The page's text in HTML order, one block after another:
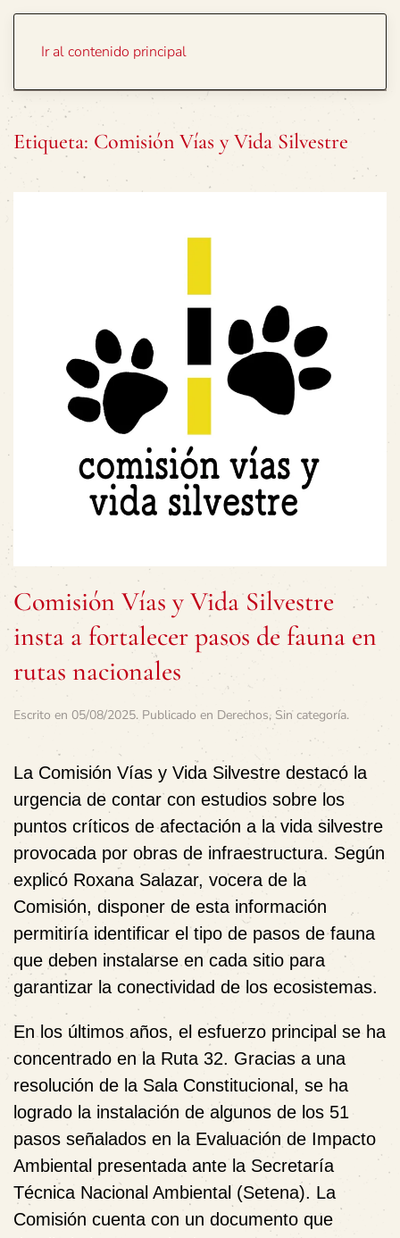
Ir al contenido principal
Etiqueta: Comisión Vías y Vida Silvestre
Comisión Vías y Vida Silvestre
insta a fortalecer pasos de fauna en
rutas nacionales
Escrito en 05/08/2025. Publicado en Derechos, Sin categoría.
La Comisión Vías y Vida Silvestre destacó la
urgencia de contar con estudios sobre los
puntos críticos de afectación a la vida silvestre
provocada por obras de infraestructura. Según
explicó Roxana Salazar, vocera de la
Comisión, disponer de esta información
permitiría identificar el tipo de pasos de fauna
que deben instalarse en cada sitio para
garantizar la conectividad de los ecosistemas.
En los últimos años, el esfuerzo principal se ha
concentrado en la Ruta 32. Gracias a una
resolución de la Sala Constitucional, se ha
logrado la instalación de algunos de los 51
pasos señalados en la Evaluación de Impacto
Ambiental presentada ante la Secretaría
Técnica Nacional Ambiental (Setena). La
Comisión cuenta con un documento que